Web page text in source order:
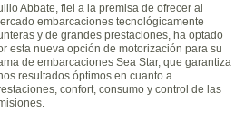
Abbate, fiel a la premisa de ofrecer al
embarcaciones tecnológicamente
y de grandes prestaciones, ha optado
esta nueva opción de motorización para su
de embarcaciones Sea Star, que garantiza
resultados óptimos en cuanto a
confort, consumo y control de las